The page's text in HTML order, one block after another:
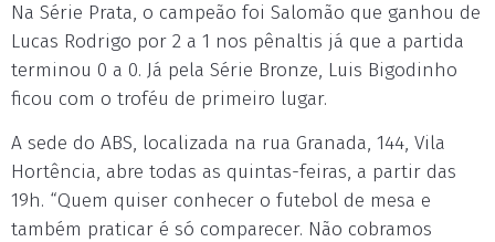
Na Série Prata, o campeão foi Salomão que ganhou de
Lucas Rodrigo por 2 a 1 nos pênaltis já que a partida
terminou 0 a 0. Já pela Série Bronze, Luis Bigodinho
ficou com o troféu de primeiro lugar.
A sede do ABS, localizada na rua Granada, 144, Vila
Hortência, abre todas as quintas-feiras, a partir das
19h. “Quem quiser conhecer o futebol de mesa e
também praticar é só comparecer. Não cobramos